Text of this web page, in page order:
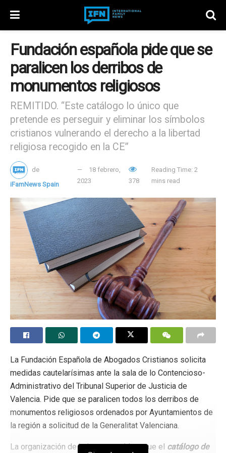
Fundación española pide que se
paralicen los derribos de
monumentos religiosos
REMITIDO. “Este catálogo lo único que
pretende es perseguir y eliminar los símbolos
cristianos vulnerando el derecho a la libertad
religiosa recogido en la CE”
de
iFamNews Spain
18 febrero,
2023
378
Reading Time: 2
mins read
La Fundación Española de Abogados Cristianos solicita
medidas cautelarísimas ante la sala de lo Contencioso-
Administrativo del Tribunal Superior de Justicia de
Valencia. Pide que se paralicen todos los derribos de
monumentos religiosos ordenados por Ayuntamientos de
la región a solicitud de la Generalitat Valenciana.
La organización de juristas considera que el catálogo de